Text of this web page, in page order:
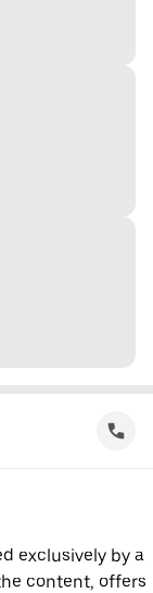
exclusively by a
content, offers